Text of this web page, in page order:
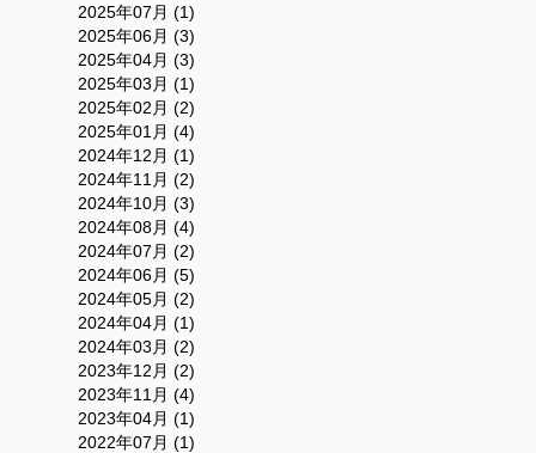
2025年07月 (1)
2025年06月 (3)
2025年04月 (3)
2025年03月 (1)
2025年02月 (2)
2025年01月 (4)
2024年12月 (1)
2024年11月 (2)
2024年10月 (3)
2024年08月 (4)
2024年07月 (2)
2024年06月 (5)
2024年05月 (2)
2024年04月 (1)
2024年03月 (2)
2023年12月 (2)
2023年11月 (4)
2023年04月 (1)
2022年07月 (1)